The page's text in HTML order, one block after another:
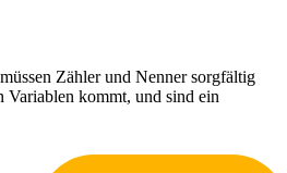
Zähler und Nenner sorgfältig
Variablen kommt, und sind ein